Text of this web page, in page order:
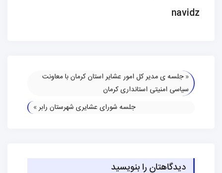
navidz
«جلسه ی مدیر کل امور عشایر استان کرمان با معاونت
سیاسی امنیتی استانداری کرمان
جلسه شورای عشایری شهرستان رابر»
دیدگاهتان را بنویسید